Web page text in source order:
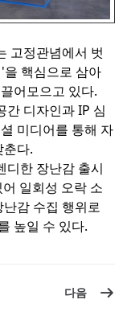
고정관념에서 벗
핵심으로 삼아
어모으고 있다.
간 디자인과 IP 심
미디어를 통해 자
다.
디한 장난감 출시
일회성 오락 소
감 수집 행위로
높일 수 있다.
다음